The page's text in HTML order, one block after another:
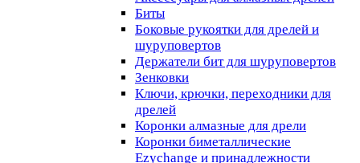
Биты
Боковые рукоятки для дрелей и
шуруповертов
Держатели бит для шуруповертов
Зенковки
Ключи, крючки, переходники для
дрелей
Коронки алмазные для дрели
Коронки биметаллические
Ezychange и принадлежности